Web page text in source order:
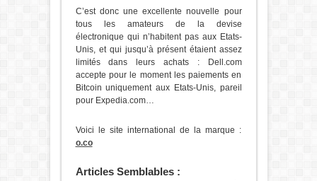
C’est donc une excellente nouvelle pour
tous les amateurs de la devise
électronique qui n’habitent pas aux Etats-
Unis, et qui jusqu’à présent étaient assez
limités dans leurs achats : Dell.com
accepte pour le moment les paiements en
Bitcoin uniquement aux Etats-Unis, pareil
pour Expedia.com…
Voici le site international de la marque :
o.co
Articles Semblables :